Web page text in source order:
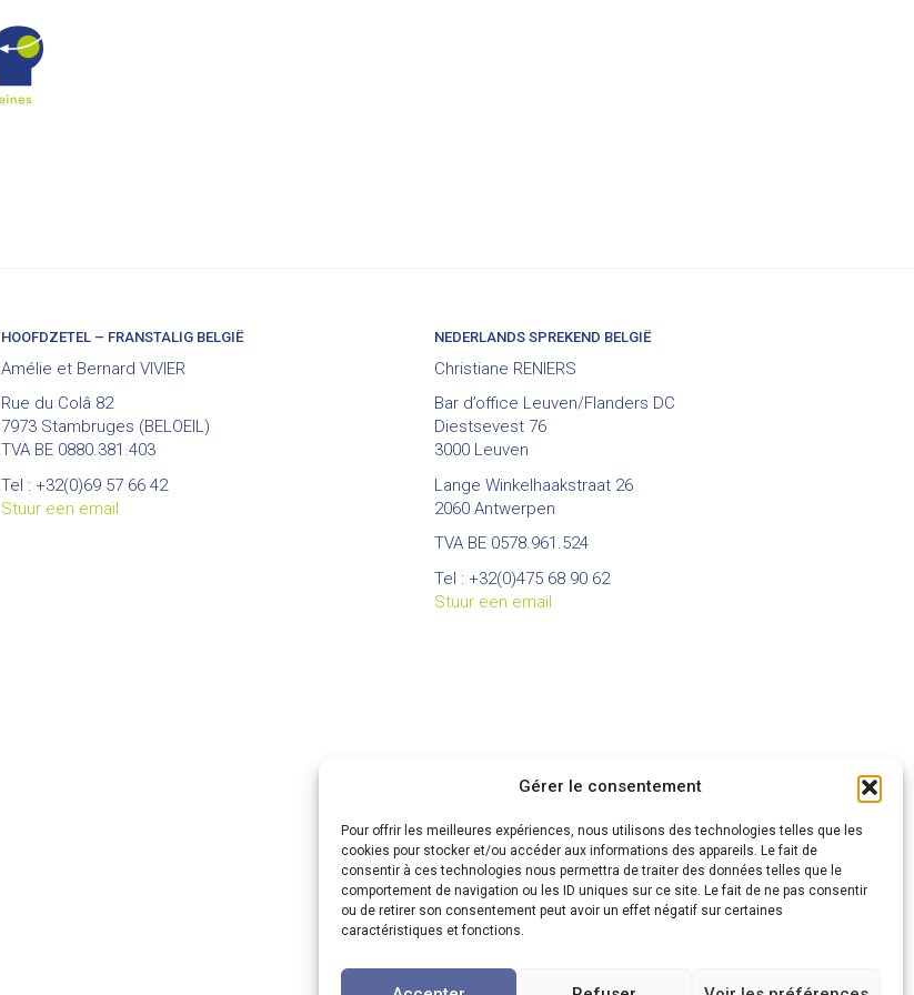
Gérer le consentement
Pour offrir les meilleures expériences, nous utilisons des technologies telles que les
cookies pour stocker et/ou accéder aux informations des appareils. Le fait de
consentir à ces technologies nous permettra de traiter des données telles que le
comportement de navigation ou les ID uniques sur ce site. Le fait de ne pas consentir
ou de retirer son consentement peut avoir un effet négatif sur certaines
caractéristiques et fonctions.
HOOFDZETEL – FRANSTALIG BELGIË
Amélie et Bernard VIVIER
Rue du Colâ 82
7973 Stambruges (BELOEIL)
TVA BE 0880.381.403
Tel : +32(0)69 57 66 42
Stuur een email
NEDERLANDS SPREKEND BELGIË
Christiane RENIERS
Bar d’office Leuven/Flanders DC
Diestsevest 76
3000 Leuven
Lange Winkelhaakstraat 26
2060 Antwerpen
TVA BE 0578.961.524
Tel : +32(0)475 68 90 62
Stuur een email